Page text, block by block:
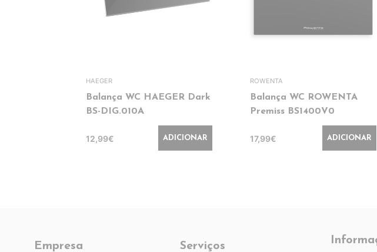
HAEGER
Balança WC HAEGER Dark
BS-DIG.010A
12,99€ ADICIONAR
ROWENTA
Balança WC ROWENTA
Premiss BS1400V0
17,99€ ADICIONAR
Empresa Serviços